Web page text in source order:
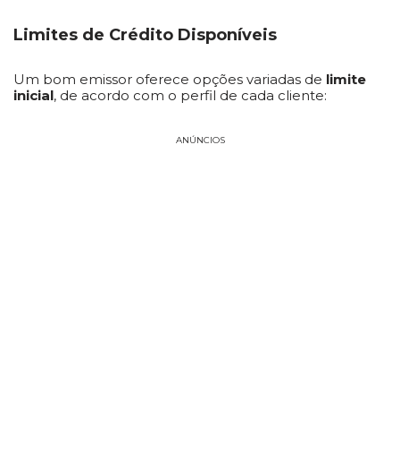
Limites de Crédito Disponíveis
Um bom emissor oferece opções variadas de limite
inicial, de acordo com o perfil de cada cliente:
ANÚNCIOS